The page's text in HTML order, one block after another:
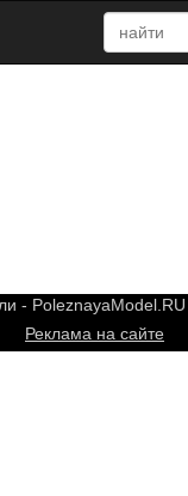
-
Реклама на сайте